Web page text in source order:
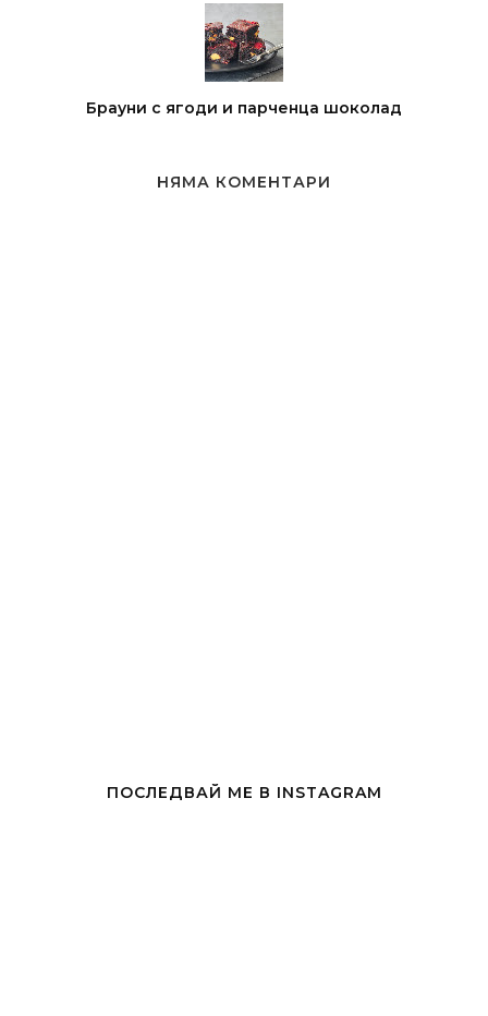
Брауни с ягоди и парченца шоколад
НЯМА КОМЕНТАРИ
ПОСЛЕДВАЙ МЕ В INSTAGRAM